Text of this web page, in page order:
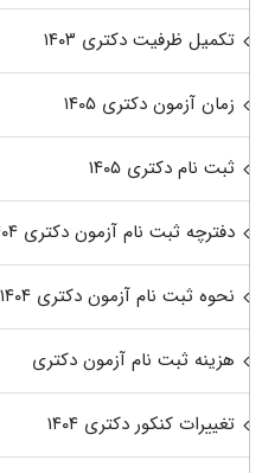
تکمیل ظرفیت دکتری ۱۴۰۳
زمان آزمون دکتری ۱۴۰۵
ثبت نام دکتری ۱۴۰۵
دفترچه ثبت نام آزمون دکتری ۱۴۰۴
نحوه ثبت نام آزمون دکتری ۱۴۰۴
هزینه ثبت نام آزمون دکتری
تغییرات کنکور دکتری ۱۴۰۴